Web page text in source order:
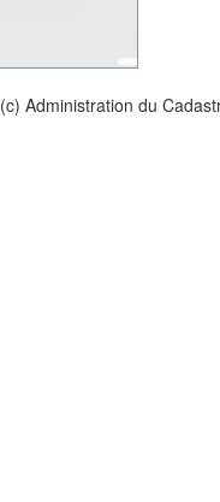
(c) Administration du